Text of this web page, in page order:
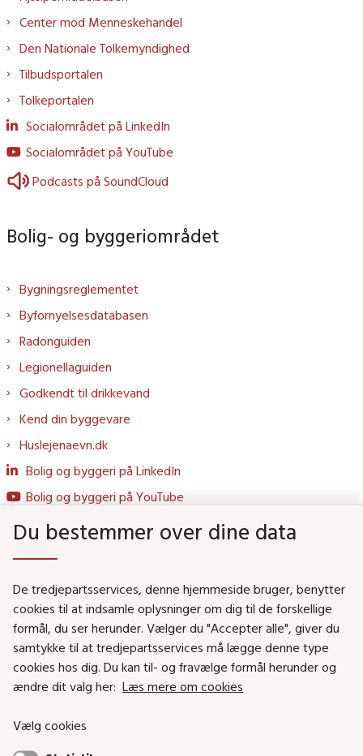
Center mod Menneskehandel
Den Nationale Tolkemyndighed
Tilbudsportalen
Tolkeportalen
Socialområdet på LinkedIn
Socialområdet på YouTube
Podcasts på SoundCloud
Bolig- og byggeriområdet
Bygningsreglementet
Byfornyelsesdatabasen
Radonguiden
Legionellaguiden
Godkendt til drikkevand
Kend din byggevare
Huslejenaevn.dk
Bolig og byggeri på LinkedIn
Bolig og byggeri på YouTube
Social- og Boligministeriet
Job i Social- og Boligstyrelsen
Puljer og tilskud
Nyhedsbreve
Social- og Boligstyrelsens nyheder som RSS feed
Du bestemmer over dine data
De tredjepartsservices, denne hjemmeside bruger, benytter
cookies til at indsamle oplysninger om dig til de forskellige
formål, du ser herunder. Vælger du "Accepter alle", giver du
samtykke til at tredjepartsservices må lægge denne type
cookies hos dig. Du kan til- og fravælge formål herunder og
ændre dit valg her: Læs mere om cookies
Vælg cookies